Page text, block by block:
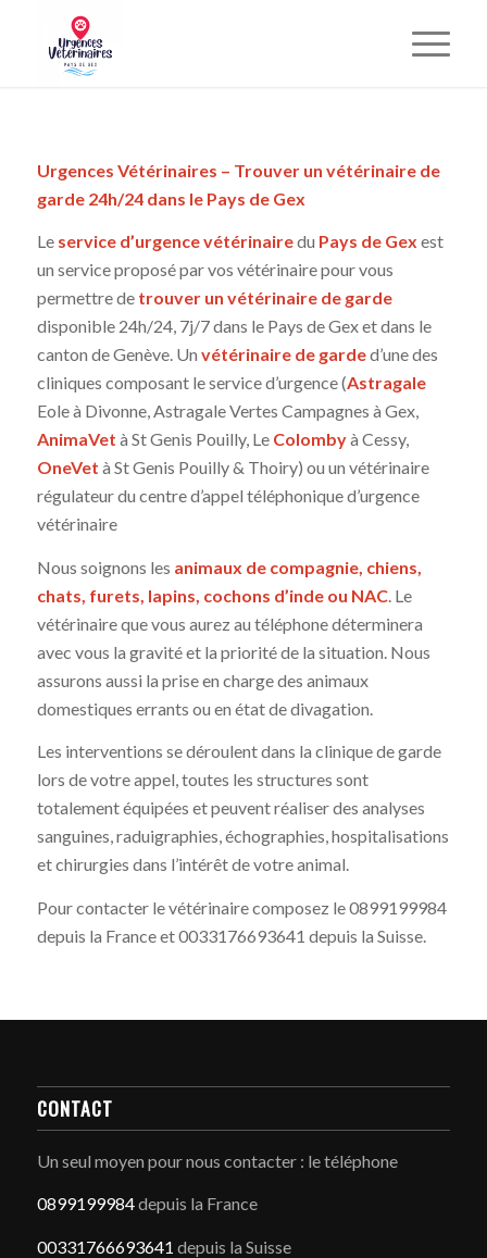
Urgences Vétérinaires – Trouver un vétérinaire de
garde 24h/24 dans le Pays de Gex
Le service d’urgence vétérinairedu Pays de Gex est
un service proposé par vos vétérinaire pour vous
permettre de trouver un vétérinaire de garde
disponible 24h/24, 7j/7 dans le Pays de Gex et dans le
canton de Genève. Un vétérinaire de garded’une des
cliniques composant le service d’urgence (Astragale
Eole à Divonne, Astragale Vertes Campagnes à Gex,
AnimaVet à St Genis Pouilly, Le Colombyà Cessy,
OneVet à St Genis Pouilly & Thoiry) ou un vétérinaire
régulateur du centre d’appel téléphonique d’urgence
vétérinaire
Nous soignons les animaux de compagnie, chiens,
chats, furets, lapins, cochons d’inde ou NAC. Le
vétérinaire que vous aurez au téléphone déterminera
avec vous la gravité et la priorité de la situation. Nous
assurons aussi la prise en charge des animaux
domestiques errants ou en état de divagation.
Les interventions se déroulent dans la clinique de garde
lors de votre appel, toutes les structures sont
totalement équipées et peuvent réaliser des analyses
sanguines, raduigraphies, échographies, hospitalisations
et chirurgies dans l’intérêt de votre animal.
Pour contacter le vétérinaire composez le 0899199984
depuis la France et 0033176693641 depuis la Suisse.
CONTACT
Un seul moyen pour nous contacter : le téléphone
0899199984depuis la France
00331766693641 depuis la Suisse